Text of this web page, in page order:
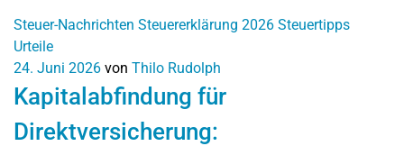
Steuer-Nachrichten Steuererklärung 2026 Steuertipps
Urteile
24. Juni 2026 von Thilo Rudolph
Kapitalabfindung für
Direktversicherung: